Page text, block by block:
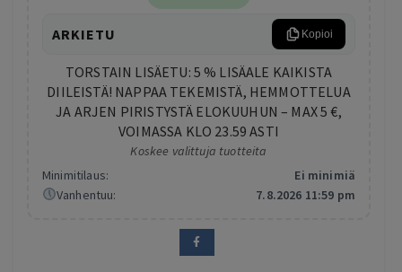
ARKIETU Kopioi
TORSTAIN LISÄETU: 5 % LISÄALE KAIKISTA
DIILEISTÄ! NAPPAA TEKEMISTÄ, HEMMOTTELUA
JA ARJEN PIRISTYSTÄ ELOKUUHUN – MAX 5 €,
VOIMASSA KLO 23.59 ASTI
Koskee valittuja tuotteita
Minimitilaus:
Ei minimiä
Vanhentuu:
7.8.2026 11:59 pm